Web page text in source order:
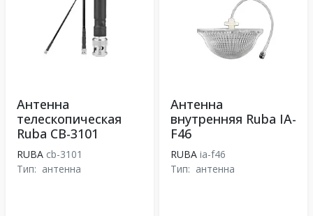
Антенна
телескопическая
Ruba CB-3101
RUBA cb-3101
Тип: антенна
Антенна
внутренняя Ruba IA-
F46
RUBA ia-f46
Тип: антенна